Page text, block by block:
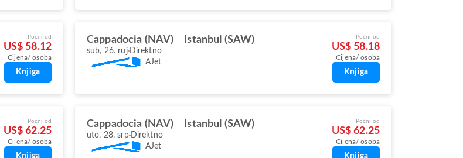
Počni od
US$ 58.12
Cijena/ osoba
Knjiga
Cappadocia (NAV) Istanbul (SAW)
sub, 26. ruj Direktno
AJet
Počni od
US$ 58.18
Cijena/ osoba
Knjiga
Počni od
US$ 62.25
Cijena/ osoba
Cappadocia (NAV) Istanbul (SAW)
uto, 28. srp Direktno
AJet
Počni od
US$ 62.25
Cijena/ osoba